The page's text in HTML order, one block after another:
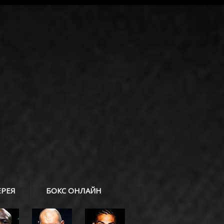
БОКС ОНЛАЙН